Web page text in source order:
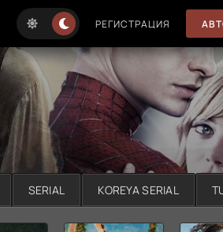
РЕГИСТРАЦИЯ
SERIAL KOREYA SERIAL